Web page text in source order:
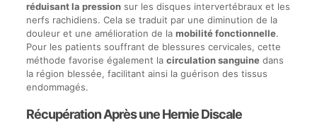
réduisant la pressionsur les disques intervertébraux et les
nerfs rachidiens. Cela se traduit par une diminution de la
douleur et une amélioration de la mobilité fonctionnelle.
Pour les patients souffrant de blessures cervicales, cette
méthode favorise également la circulation sanguinedans
la région blessée, facilitant ainsi la guérison des tissus
endommagés.
Récupération Après une Hernie Discale